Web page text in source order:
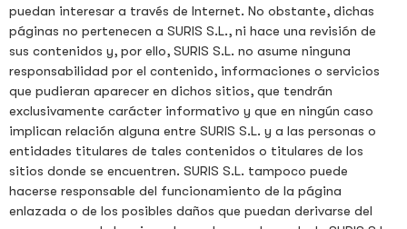
puedan interesar a través de Internet. No obstante, dichas
páginas no pertenecen a SURIS S.L., ni hace una revisión de
sus contenidos y, por ello, SURIS S.L. no asume ninguna
responsabilidad por el contenido, informaciones o servicios
que pudieran aparecer en dichos sitios, que tendrán
exclusivamente carácter informativo y que en ningún caso
implican relación alguna entre SURIS S.L. y a las personas o
entidades titulares de tales contenidos o titulares de los
sitios donde se encuentren. SURIS S.L. tampoco puede
hacerse responsable del funcionamiento de la página
enlazada o de los posibles daños que puedan derivarse del